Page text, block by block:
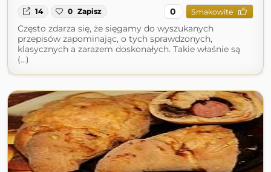
14 0 Zapisz 0 Smakowite
Często zdarza się, że sięgamy do wyszukanych
przepisów zapominając, o tych sprawdzonych,
klasycznych a zarazem doskonałych. Takie właśnie są
(...)